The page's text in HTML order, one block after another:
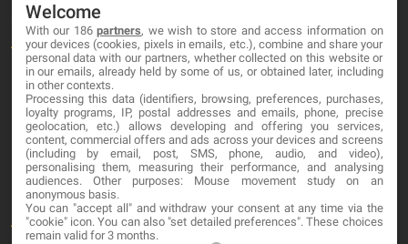
About
Blog
Contact
LEGAL
Cookies
Avviso Legale
Welcome
With our 186partners, we wish to store and access information on
your devices (cookies, pixels in emails, etc.), combine and share your
personal data with our partners, whether collected on this website or
in our emails, already held by some of us, or obtained later, including
in other contexts.
Processing this data (identifiers, browsing, preferences, purchases,
loyalty programs, IP, postal addresses and emails, phone, precise
geolocation, etc.) allows developing and offering you services,
content, commercial offers and ads across your devices and screens
(including by email, post, SMS, phone, audio, and video),
personalising them, measuring their performance, and analysing
audiences. Other purposes: Mouse movement study on an
anonymous basis.
You can "accept all" and withdraw your consent at any time via the
"cookie" icon. You can also "set detailed preferences". These choices
remain valid for 3 months.